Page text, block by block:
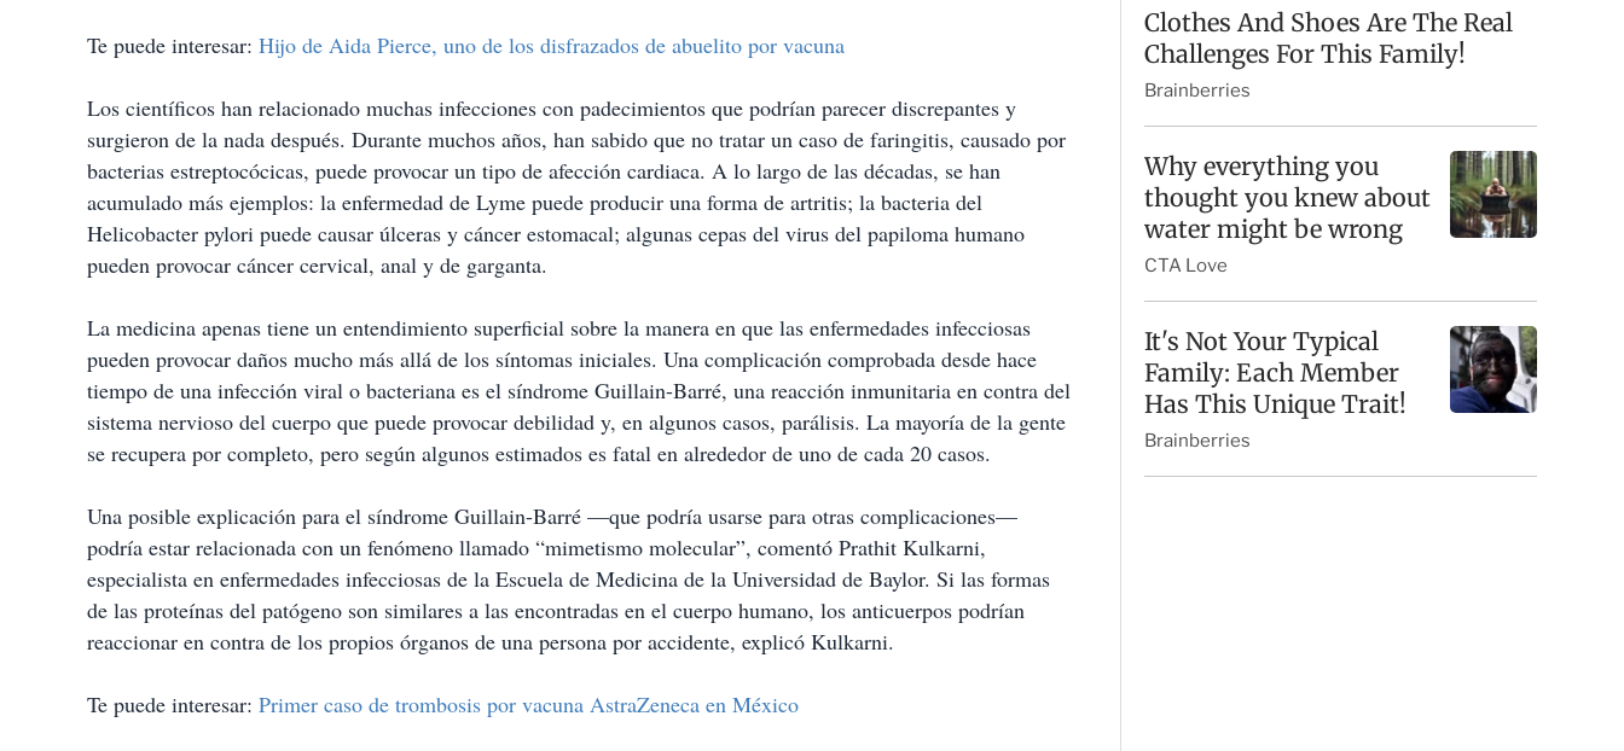
Te puede interesar: Hijo de Aida Pierce, uno de los disfrazados de abuelito por vacuna
Los científicos han relacionado muchas infecciones con padecimientos que podrían parecer discrepantes y
surgieron de la nada después. Durante muchos años, han sabido que no tratar un caso de faringitis, causado por
bacterias estreptocócicas, puede provocar un tipo de afección cardiaca. A lo largo de las décadas, se han
acumulado más ejemplos: la enfermedad de Lyme puede producir una forma de artritis; la bacteria del
Helicobacter pylori puede causar úlceras y cáncer estomacal; algunas cepas del virus del papiloma humano
pueden provocar cáncer cervical, anal y de garganta.
La medicina apenas tiene un entendimiento superficial sobre la manera en que las enfermedades infecciosas
pueden provocar daños mucho más allá de los síntomas iniciales. Una complicación comprobada desde hace
tiempo de una infección viral o bacteriana es el síndrome Guillain-Barré, una reacción inmunitaria en contra del
sistema nervioso del cuerpo que puede provocar debilidad y, en algunos casos, parálisis. La mayoría de la gente
se recupera por completo, pero según algunos estimados es fatal en alrededor de uno de cada 20 casos.
Una posible explicación para el síndrome Guillain-Barré —que podría usarse para otras complicaciones—
podría estar relacionada con un fenómeno llamado “mimetismo molecular”, comentó Prathit Kulkarni,
especialista en enfermedades infecciosas de la Escuela de Medicina de la Universidad de Baylor. Si las formas
de las proteínas del patógeno son similares a las encontradas en el cuerpo humano, los anticuerpos podrían
reaccionar en contra de los propios órganos de una persona por accidente, explicó Kulkarni.
Te puede interesar: Primer caso de trombosis por vacuna AstraZeneca en México